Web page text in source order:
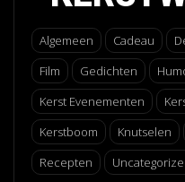
Algemeen Cadeau
Film
Gedichten
Kerst Evenementen
Kerstboom
Knutselen
Recepten